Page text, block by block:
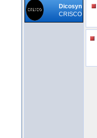
Dicosyn
CRISCO